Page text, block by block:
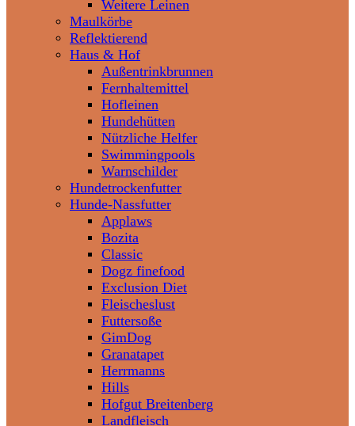
Weitere Leinen
Maulkörbe
Reflektierend
Haus & Hof
Außentrinkbrunnen
Fernhaltemittel
Hofleinen
Hundehütten
Nützliche Helfer
Swimmingpools
Warnschilder
Hundetrockenfutter
Hunde-Nassfutter
Applaws
Bozita
Classic
Dogz finefood
Exclusion Diet
Fleischeslust
Futtersoße
GimDog
Granatapet
Herrmanns
Hills
Hofgut Breitenberg
Landfleisch